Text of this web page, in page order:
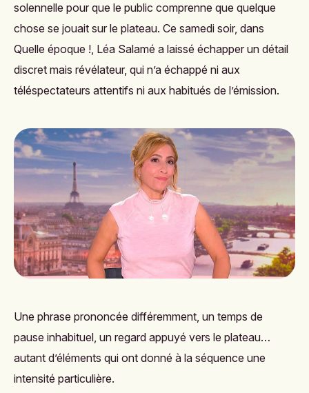
solennelle pour que le public comprenne que quelque
chose se jouait sur le plateau. Ce samedi soir, dans
Quelle époque !, Léa Salamé a laissé échapper un détail
discret mais révélateur, qui n’a échappé ni aux
téléspectateurs attentifs ni aux habitués de l’émission.
Une phrase prononcée différemment, un temps de
pause inhabituel, un regard appuyé vers le plateau…
autant d’éléments qui ont donné à la séquence une
intensité particulière.